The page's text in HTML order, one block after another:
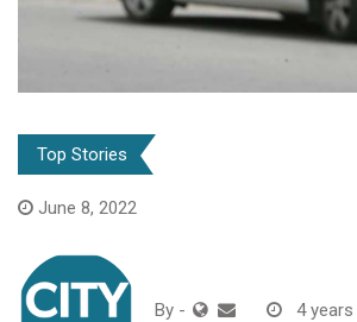
Top Stories
June 8, 2022
By - 4